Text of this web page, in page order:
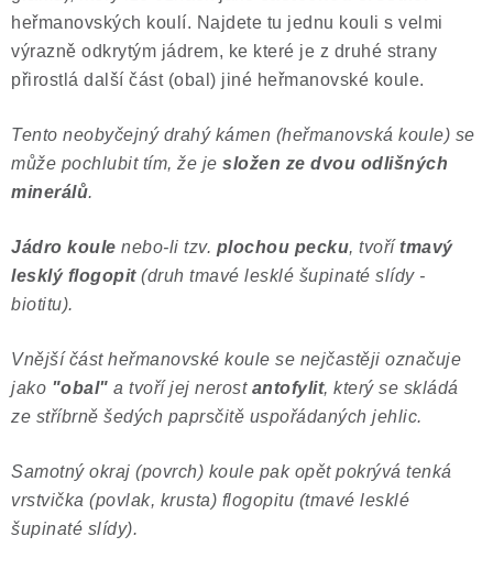
heřmanovských koulí. Najdete tu jednu kouli s velmi
výrazně odkrytým jádrem, ke které je z druhé strany
přirostlá další část (obal) jiné heřmanovské koule.
Tento neobyčejný drahý kámen (heřmanovská koule) se
může pochlubit tím, že je složen ze dvou odlišných
minerálů.
Jádro koule nebo-li tzv. plochou pecku, tvoří tmavý
lesklý flogopit (druh tmavé lesklé šupinaté slídy -
biotitu).
Vnější část heřmanovské koule se nejčastěji označuje
jako "obal" a tvoří jej nerost antofylit, který se skládá
ze stříbrně šedých paprsčitě uspořádaných jehlic.
Samotný okraj (povrch) koule pak opět pokrývá tenká
vrstvička (povlak, krusta) flogopitu (tmavé lesklé
šupinaté slídy).